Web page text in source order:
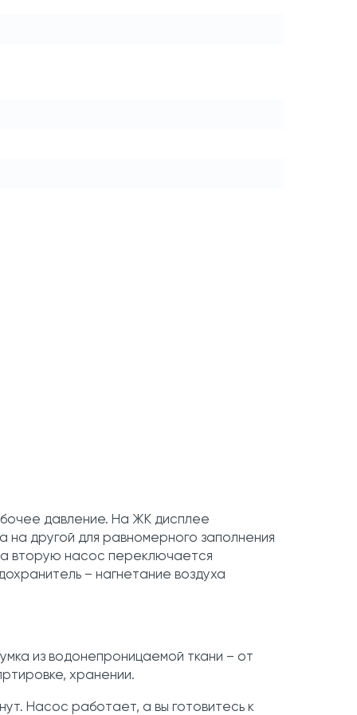
давление. На ЖК дисплее
другой для равномерного заполнения
вторую насос переключается
– нагнетание воздуха
из водонепроницаемой ткани – от
хранении.
Насос работает, а вы готовитесь к